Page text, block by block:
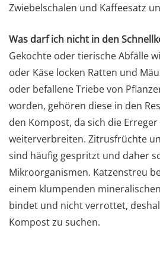
Zwiebelschalen und Kaffeesatz
Was darf ich nicht in den
Gekochte oder tierische Abfälle
oder Käse locken Ratten und
oder befallene Triebe von
worden, gehören diese in den
den Kompost, da sich die
weiterverbreiten. Zitrusfrüchte
sind häufig gespritzt und daher
Mikroorganismen. Katzenstreu
einem klumpenden
bindet und nicht verrottet,
Kompost zu suchen.